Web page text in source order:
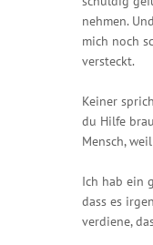
nehmen.
mich noch
versteckt.
Keiner
du Hilfe
Mensch,
Ich hab ein
dass es
verdiene,